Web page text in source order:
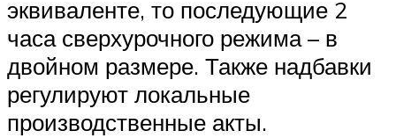
эквиваленте, то последующие 2
часа сверхурочного режима – в
двойном размере. Также надбавки
регулируют локальные
производственные акты.